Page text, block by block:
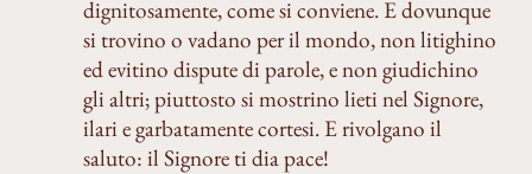
dignitosamente, come si conviene. E dovunque
si trovino o vadano per il mondo, non litighino
ed evitino dispute di parole, e non giudichino
gli altri; piuttosto si mostrino lieti nel Signore,
ilari e garbatamente cortesi. E rivolgano il
saluto: il Signore ti dia pace!